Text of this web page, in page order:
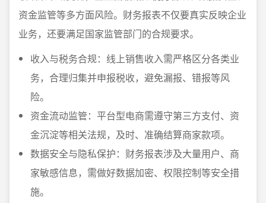
资金监管等多方面风险。财务报表不仅要真实反映企业
业务，还要满足国家监管部门的合规要求。
收入与税务合规：线上销售收入需严格区分各类业
务，合理归集并申报税收，避免漏报、错报等风
险。
资金流动监管：平台型电商需遵守第三方支付、资
金沉淀等相关法规，及时、准确结算商家款项。
数据安全与隐私保护：财务报表涉及大量用户、商
家敏感信息，需做好数据加密、权限控制等安全措
施。